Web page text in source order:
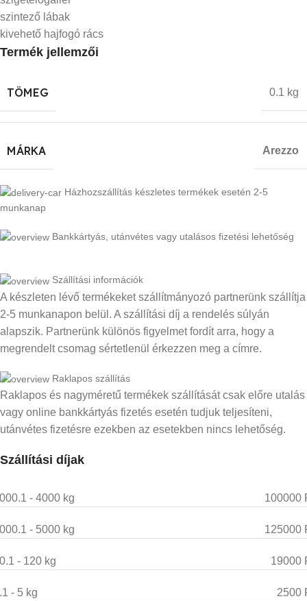
szintező lábak
kivehető hajfogó rács
Termék jellemzői
TÖMEG 0.1 kg
MÁRKA Arezzo
Házhozszállítás készletes termékek esetén 2-5
munkanap
Bankkártyás, utánvétes vagy utalásos fizetési lehetőség
Szállítási információk
A készleten lévő termékeket szállítmányozó partnerünk szállítja
2-5 munkanapon belül. A szállítási díj a rendelés súlyán
alapszik. Partnerünk különös figyelmet fordít arra, hogy a
megrendelt csomag sértetlenül érkezzen meg a címre.
Raklapos szállítás
Raklapos és nagyméretű termékek szállítását csak előre utalás
vagy online bankkártyás fizetés esetén tudjuk teljesíteni,
utánvétes fizetésre ezekben az esetekben nincs lehetőség.
Szállítási díjak
- 4000 kg 100000
- 5000 kg 125000
- 120 kg 19000
- 5 kg 2500